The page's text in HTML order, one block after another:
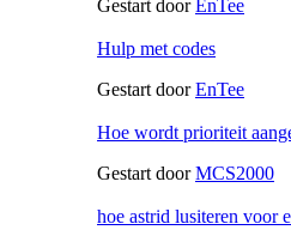
Gestart door EnTee
Hulp met codes
Gestart doorEnTee
Hoe wordt prioriteit
Gestart doorMCS2000
hoe astrid lusiteren voor